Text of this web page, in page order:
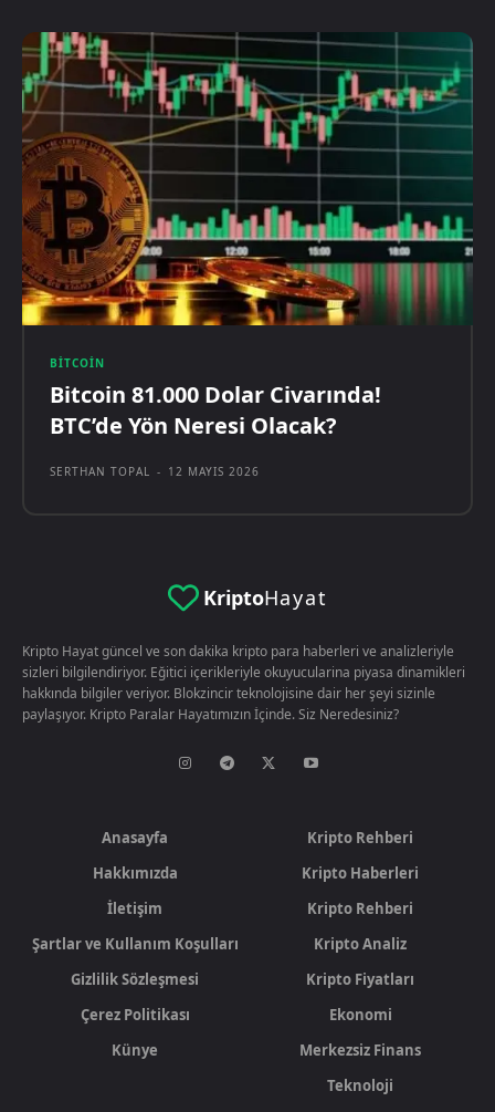
BITCOIN
Bitcoin 81.000 Dolar Civarında!
BTC’de Yön Neresi Olacak?
SERTHAN TOPAL - 12 MAYIS 2026
KriptoHayat
Kripto Hayat güncel ve son dakika kripto para haberleri ve analizleriyle
sizleri bilgilendiriyor. Eğitici içerikleriyle okuyucularina piyasa dinamikleri
hakkında bilgiler veriyor. Blokzincir teknolojisine dair her şeyi sizinle
paylaşıyor. Kripto Paralar Hayatımızın İçinde. Siz Neredesiniz?
Anasayfa
Hakkımızda
İletişim
Şartlar ve Kullanım Koşulları
Gizlilik Sözleşmesi
Çerez Politikası
Künye
Kripto Rehberi
Kripto Haberleri
Kripto Rehberi
Kripto Analiz
Kripto Fiyatları
Ekonomi
Merkezsiz Finans
Teknoloji